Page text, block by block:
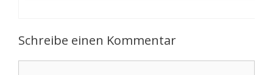
Schreibe einen Kommentar